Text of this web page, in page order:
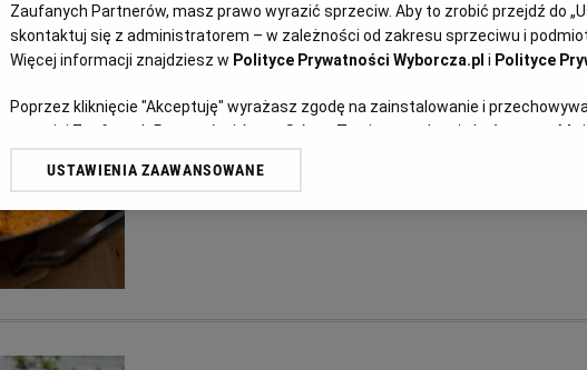
Butter chicken - maślany
kurczak
Zaufanych Partnerów, masz prawo wyrazić sprzeciw. Aby to zrobić przejdź do
skontaktuj się z administratorem – w zależności od zakresu sprzeciwu i
Więcej informacji znajdziesz w Polityce Prywatności Wyborcza.pl i Polityce
Poprzez kliknięcie "Akceptuję" wyrażasz zgodę na zainstalowanie i
z o. o. jej Zaufanych Partnerów i Agora S.A. na Twoim urządzeniu końcowym.
swoje preferencje dot. plików cookie, ponownie wywołując narzędzie do
przetwarzania danych poprzez odnośnik „Ustawienia prywatności” w stopce
My, nasi Zaufani Partnerzy i Agora S.A. możemy przetwarzać dane osobowe w
dokładnych danych geolokalizacyjnych. Aktywne skanowanie charakterystyki
USTAWIENIA ZAAWANSOWANE